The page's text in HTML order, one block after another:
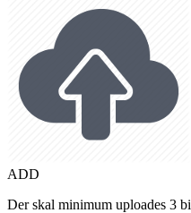
ADD
Der skal minimum uploades 3